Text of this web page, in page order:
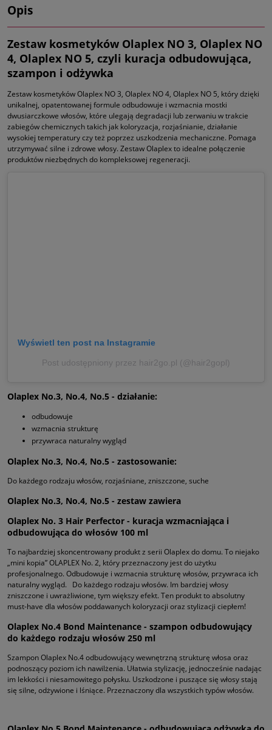
Opis
Zestaw kosmetyków Olaplex NO 3, Olaplex NO
4, Olaplex NO 5, czyli kuracja odbudowująca,
szampon i odżywka
Zestaw kosmetyków Olaplex NO 3, Olaplex NO 4, Olaplex NO 5, który dzięki
unikalnej, opatentowanej formule odbudowuje i wzmacnia mostki
dwusiarczkowe włosów, które ulegają degradacji lub zerwaniu w trakcie
zabiegów chemicznych takich jak koloryzacja, rozjaśnianie, działanie
wysokiej temperatury czy też poprzez uszkodzenia mechaniczne. Pomaga
utrzymywać silne i zdrowe włosy. Zestaw Olaplex to idealne połączenie
produktów niezbędnych do kompleksowej regeneracji.
Wyświetl ten post na Instagramie
Post udostępniony przez hair2go.pl (@hair2gopl)
Olaplex No.3, No.4, No.5 - działanie:
odbudowuje
wzmacnia strukturę
przywraca naturalny wygląd
Olaplex No.3, No.4, No.5 - zastosowanie:
Do każdego rodzaju włosów, rozjaśniane, zniszczone, suche
Olaplex No.3, No.4, No.5 - zestaw zawiera
Olaplex No. 3 Hair Perfector - kuracja wzmacniająca i
odbudowująca do włosów 100 ml
To najbardziej skoncentrowany produkt z serii Olaplex do domu. To niejako
„mini kopia” OLAPLEX No. 2, który przeznaczony jest do użytku
profesjonalnego. Odbudowuje i wzmacnia strukturę włosów, przywraca ich
naturalny wygląd. Do każdego rodzaju włosów. Im bardziej włosy
zniszczone i uwrażliwione, tym większy efekt. Ten produkt to absolutny
must-have dla włosów poddawanych koloryzacji oraz stylizacji ciepłem!
Olaplex No.4 Bond Maintenance - szampon odbudowujący
do każdego rodzaju włosów 250 ml
Szampon Olaplex No.4 odbudowujący wewnętrzną strukturę włosa oraz
podnoszący poziom ich nawilżenia. Ułatwia stylizację, jednocześnie nadając
im lekkości i niesamowitego połysku. Uszkodzone i puszące się włosy stają
się silne, odżywione i lśniące. Przeznaczony dla wszystkich typów włosów.